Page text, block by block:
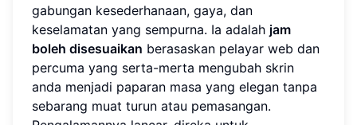
gabungan kesederhanaan, gaya, dan
keselamatan yang sempurna. Ia adalah jam
boleh disesuaikan berasaskan pelayar web dan
percuma yang serta-merta mengubah skrin
anda menjadi paparan masa yang elegan tanpa
sebarang muat turun atau pemasangan.